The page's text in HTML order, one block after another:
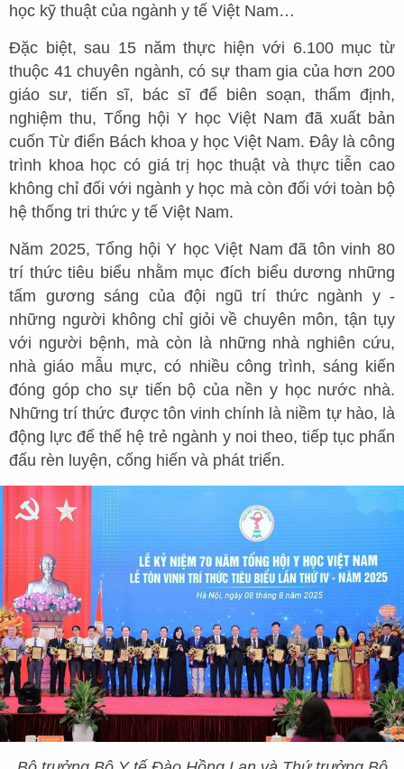
học kỹ thuật của ngành y tế Việt Nam…
Đặc biệt, sau 15 năm thực hiện với 6.100 mục từ
thuộc 41 chuyên ngành, có sự tham gia của hơn 200
giáo sư, tiến sĩ, bác sĩ để biên soạn, thẩm định,
nghiệm thu, Tổng hội Y học Việt Nam đã xuất bản
cuốn Từ điển Bách khoa y học Việt Nam. Đây là công
trình khoa học có giá trị học thuật và thực tiễn cao
không chỉ đối với ngành y học mà còn đối với toàn bộ
hệ thống tri thức y tế Việt Nam.
Năm 2025, Tổng hội Y học Việt Nam đã tôn vinh 80
trí thức tiêu biểu nhằm mục đích biểu dương những
tấm gương sáng của đội ngũ trí thức ngành y -
những người không chỉ giỏi về chuyên môn, tận tụy
với người bệnh, mà còn là những nhà nghiên cứu,
nhà giáo mẫu mực, có nhiều công trình, sáng kiến
đóng góp cho sự tiến bộ của nền y học nước nhà.
Những trí thức được tôn vinh chính là niềm tự hào, là
động lực để thế hệ trẻ ngành y noi theo, tiếp tục phấn
đấu rèn luyện, cống hiến và phát triển.